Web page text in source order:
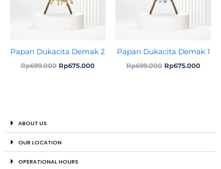
Papan Dukacita Demak 2
Rp699.000 Rp675.000
Papan Dukacita Demak 1
Rp699.000 Rp675.000
ABOUT US
OUR LOCATION
OPERATIONAL HOURS